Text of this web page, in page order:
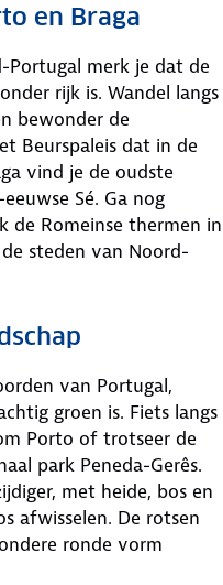
en Braga
Portugal merk je dat de
rijk is. Wandel langs
bewonder de
Beurspaleis dat in de
vind je de oudste
Sé. Ga nog
de Romeinse thermen in
steden van Noord-
van Portugal,
groen is. Fiets langs
Porto of trotseer de
park Peneda-Gerês.
met heide, bos en
afwisselen. De rotsen
ronde vorm